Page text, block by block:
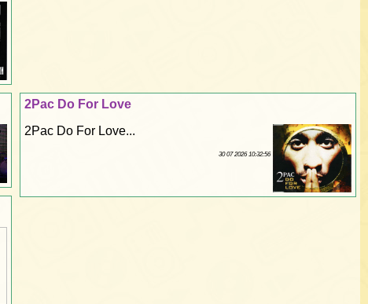
2Pac Do For Love
2Pac Do For Love...
30 07 2026 10:32:56